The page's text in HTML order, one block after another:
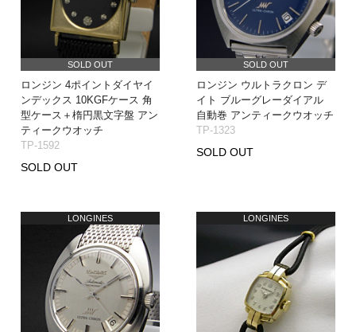
SOLD OUT
ロンジン 4ポイントダイヤイ
ンデックス 10KGFケース 角
型ケース＋楕円黒文字盤 アン
ティークウオッチ
TP-1592
SOLD OUT
SOLD OUT
ロンジン ウルトラクロン デ
イト ブルーグレーダイアル
自動巻 アンティークウオッチ
TP-1323
SOLD OUT
LONGINES LONGINES